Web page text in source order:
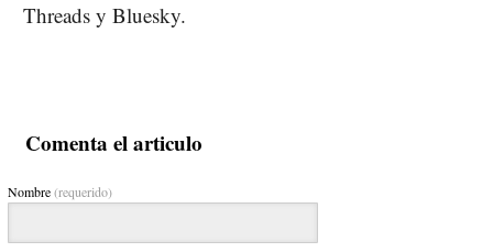
Threads y Bluesky.
Comenta el articulo
Nombre(requerido)